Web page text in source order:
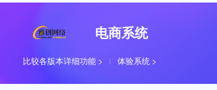
电商系统
比较各版本详细功能 > 体验系统 >